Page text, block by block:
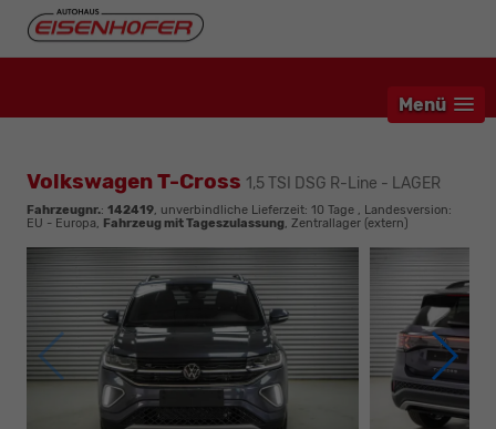
Menü
Volkswagen T-Cross 1,5 TSI DSG R-Line - LAGER
Fahrzeugnr.: 142419, unverbindliche Lieferzeit: 10 Tage , Landesversion:
EU - Europa, Fahrzeug mit Tageszulassung, Zentrallager (extern)